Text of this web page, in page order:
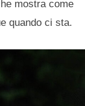
mostra come
quando ci sta.